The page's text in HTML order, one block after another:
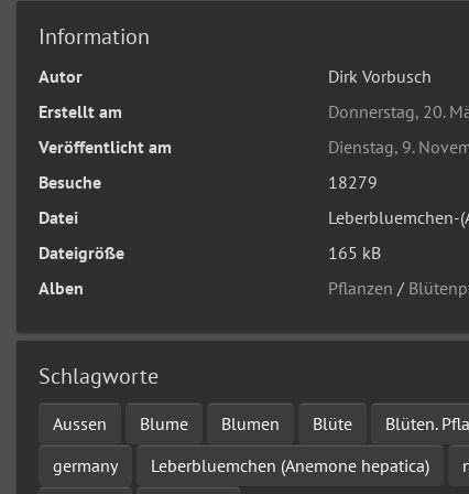
Information
Autor
Dirk Vorbusch
Erstellt am
Donnerstag, 20.
Veröffentlicht am
Dienstag, 9.
Besuche
18279
Datei
Leberbluemchen-
Dateigröße
165 kB
Alben
Pflanzen /
Schlagworte
Aussen Blume Blumen Blüte Blüten.
germany
Leberbluemchen (Anemone hepatica)